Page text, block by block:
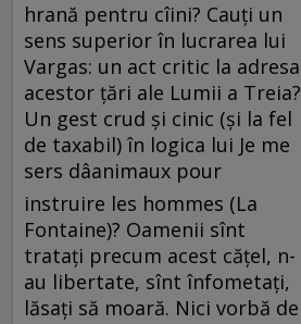
hrană pentru cîini? Cauţi un
sens superior în lucrarea lui
Vargas: un act critic la adresa
acestor ţări ale Lumii a Treia?
Un gest crud şi cinic (şi la fel
de taxabil) în logica lui Je me
sers dâanimaux pour
instruire les hommes (La
Fontaine)? Oamenii sînt
trataţi precum acest căţel, n-
au libertate, sînt înfometaţi,
lăsaţi să moară. Nici vorbă de